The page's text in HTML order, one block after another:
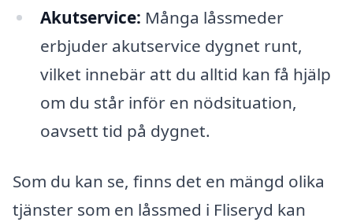
Akutservice: Många låssmeder
erbjuder akutservice dygnet runt,
vilket innebär att du alltid kan få hjälp
om du står inför en nödsituation,
oavsett tid på dygnet.
Som du kan se, finns det en mängd olika
tjänster som en låssmed i Fliseryd kan